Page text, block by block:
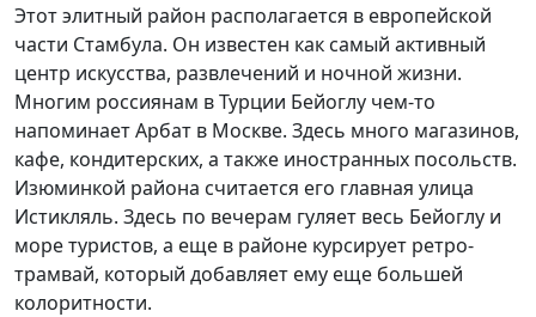
Этот элитный район располагается в европейской
части Стамбула. Он известен как самый активный
центр искусства, развлечений и ночной жизни.
Многим россиянам в Турции Бейоглу чем-то
напоминает Арбат в Москве. Здесь много магазинов,
кафе, кондитерских, а также иностранных посольств.
Изюминкой района считается его главная улица
Истикляль. Здесь по вечерам гуляет весь Бейоглу и
море туристов, а еще в районе курсирует ретро-
трамвай, который добавляет ему еще большей
колоритности.